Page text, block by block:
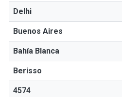
Delhi
Buenos Aires
Bahía Blanca
Berisso
4574